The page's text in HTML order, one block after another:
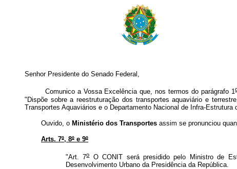
Senhor Presidente do Senado Federal,
Comunico a Vossa Excelência que, nos termos do parágrafo 1
"Dispõe sobre a reestruturação dos transportes aquaviário e
Transportes Aquaviários e o Departamento Nacional de Infra-
Ouvido, o Ministério dos Transportes assim se pronunciou
Arts. 7º, 8º e 9º
"Art. 7oO CONIT será presidido pelo Ministro de
Desenvolvimento Urbano da Presidência da República.